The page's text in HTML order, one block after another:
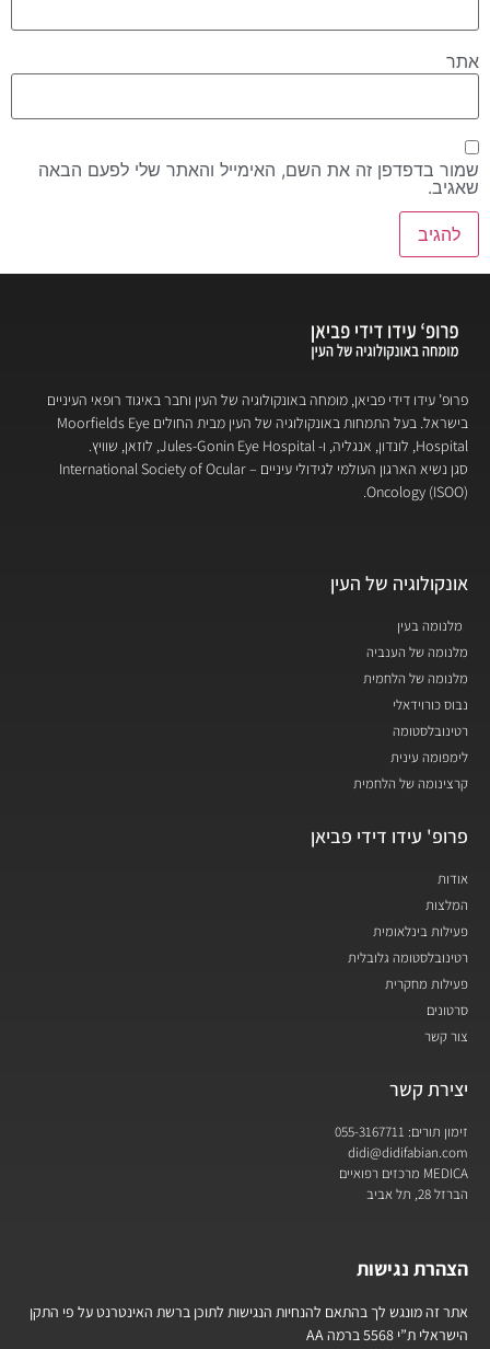
אתר
שמור בדפדפן זה את השם, האימייל והאתר שלי לפעם הבאה
שאגיב.
פרופ’ עידו דידי פביאן, מומחה באונקולוגיה של העין וחבר באיגוד רופאי העיניים
בישראל. בעל התמחות באונקולוגיה של העין מבית החולים Moorfields Eye
Hospital, לונדון, אנגליה, ו- Jules-Gonin Eye Hospital, לוזאן, שוויץ.
סגן נשיא הארגון העולמי לגידולי עיניים – International Society of Ocular
Oncology (ISOO).
אונקולוגיה של העין
מלנומה בעין
מלנומה של הענביה
מלנומה של הלחמית
נבוס כורוידאלי
רטינובלסטומה
לימפומה עינית
קרצינומה של הלחמית
פרופ' עידו דידי פביאן
אודות
המלצות
פעילות בינלאומית
רטינובלסטומה גלובלית
פעילות מחקרית
סרטונים
צור קשר
יצירת קשר
זימון תורים: 055-3167711
didi@didifabian.com
MEDICA מרכזים רפואיים
הברזל 28, תל אביב
הצהרת נגישות
אתר זה מונגש לך בהתאם להנחיות הנגישות לתוכן ברשת האינטרנט על פי התקן
הישראלי ת”י 5568 ברמה AA